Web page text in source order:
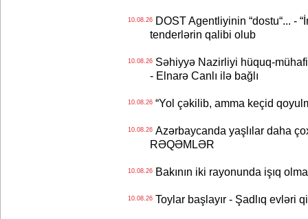
10.08.26DOST Agentliyinin “dostu“... -
tenderlərin qalibi olub
10.08.26Səhiyyə Nazirliyi hüquq-
- Elnarə Canlı ilə bağlı
10.08.26“Yol çəkilib, amma keçid
10.08.26Azərbaycanda yaşlılar daha
RƏQƏMLƏR
10.08.26Bakının iki rayonunda işıq
10.08.26Toylar başlayır - Şadlıq evləri